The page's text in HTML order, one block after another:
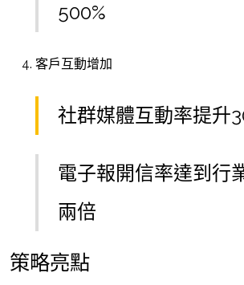
500%
客戶互動增加
社群媒體互動率提升
電子報開信率達到行
兩倍
策略亮點